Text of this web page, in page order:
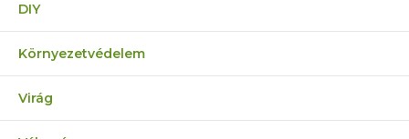
DIY
Környezetvédelem
Virág